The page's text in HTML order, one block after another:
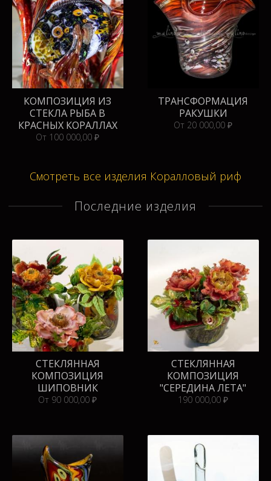
КОМПОЗИЦИЯ ИЗ
СТЕКЛА РЫБА В
КРАСНЫХ КОРАЛЛАХ
От 100 000,00 ₽
ТРАНСФОРМАЦИЯ
РАКУШКИ
От 20 000,00 ₽
Смотреть все изделия Коралловый риф
Последние изделия
СТЕКЛЯННАЯ
КОМПОЗИЦИЯ
ШИПОВНИК
От 90 000,00 ₽
СТЕКЛЯННАЯ
КОМПОЗИЦИЯ
"СЕРЕДИНА ЛЕТА"
190 000,00 ₽